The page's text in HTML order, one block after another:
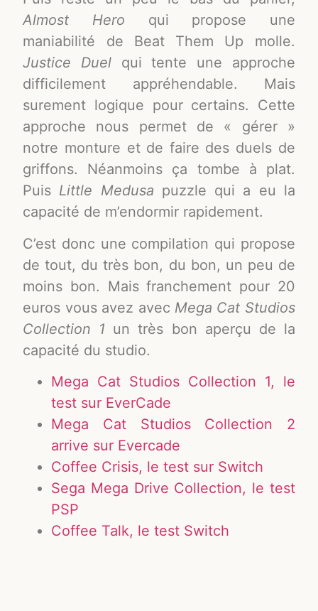
Almost Hero qui propose une
maniabilité de Beat Them Up molle.
Justice Duelqui tente une approche
difficilement appréhendable. Mais
surement logique pour certains. Cette
approche nous permet de « gérer »
notre monture et de faire des duels de
griffons. Néanmoins ça tombe à plat.
Puis Little Medusa puzzle qui a eu la
capacité de m’endormir rapidement.
C’est donc une compilation qui propose
de tout, du très bon, du bon, un peu de
moins bon. Mais franchement pour 20
euros vous avez avec Mega Cat Studios
Collection 1 un très bon aperçu de la
capacité du studio.
Mega Cat Studios Collection 1, le
test sur EverCade
Mega Cat Studios Collection 2
arrive sur Evercade
Coffee Crisis, le test sur Switch
Sega Mega Drive Collection, le test
PSP
Coffee Talk, le test Switch